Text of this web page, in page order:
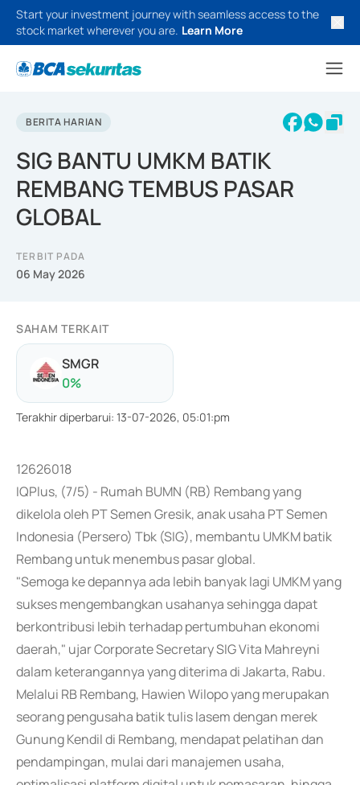
Start your investment journey with seamless access to the
stock market wherever you are. Learn More
BERITA HARIAN
SIG BANTU UMKM BATIK
REMBANG TEMBUS PASAR
GLOBAL
TERBIT PADA
06 May 2026
SAHAM TERKAIT
SMGR
0%
Terakhir diperbarui: 13-07-2026, 05:01:pm
12626018
IQPlus, (7/5) - Rumah BUMN (RB) Rembang yang
dikelola oleh PT Semen Gresik, anak usaha PT Semen
Indonesia (Persero) Tbk (SIG), membantu UMKM batik
Rembang untuk menembus pasar global.
"Semoga ke depannya ada lebih banyak lagi UMKM yang
sukses mengembangkan usahanya sehingga dapat
berkontribusi lebih terhadap pertumbuhan ekonomi
daerah," ujar Corporate Secretary SIG Vita Mahreyni
dalam keterangannya yang diterima di Jakarta, Rabu.
Melalui RB Rembang, Hawien Wilopo yang merupakan
seorang pengusaha batik tulis lasem dengan merek
Gunung Kendil di Rembang, mendapat pelatihan dan
pendampingan, mulai dari manajemen usaha,